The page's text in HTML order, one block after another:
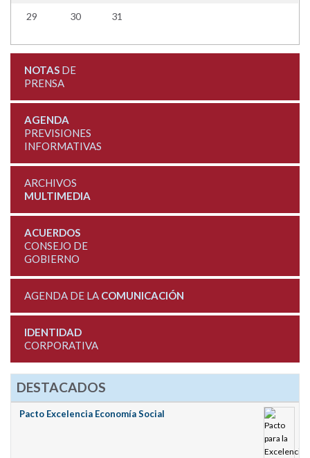
29 30 31
NOTASDE
PRENSA
AGENDA
PREVISIONES
INFORMATIVAS
ARCHIVOS
MULTIMEDIA
ACUERDOS
CONSEJO DE
GOBIERNO
AGENDA DE LA COMUNICACIÓN
IDENTIDAD
CORPORATIVA
DESTACADOS
Pacto Excelencia Economía Social